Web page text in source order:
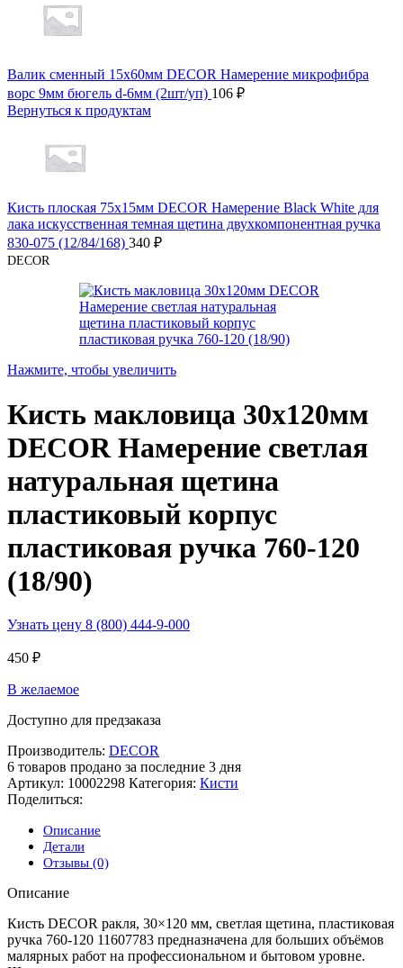
Валик сменный 15х60мм DECOR Намерение микрофибра
ворс 9мм бюгель d-6мм (2шт/уп) 106 ₽
Вернуться к продуктам
Кисть плоская 75х15мм DECOR Намерение Black White для
лака искусственная темная щетина двухкомпонентная ручка
830-075 (12/84/168) 340 ₽
DECOR
Нажмите, чтобы увеличить
Кисть макловица 30х120мм
DECOR Намерение светлая
натуральная щетина
пластиковый корпус
пластиковая ручка 760-120
(18/90)
Узнать цену 8 (800) 444-9-000
450 ₽
В желаемое
Доступно для предзаказа
Производитель: DECOR
6 товаров продано за последние 3 дня
Артикул: 10002298 Категория: Кисти
Поделиться:
Описание
Детали
Отзывы (0)
Описание
Кисть DECOR ракля, 30×120 мм, светлая щетина, пластиковая
ручка 760-120 11607783 предназначена для больших объёмов
малярных работ на профессиональном и бытовом уровне.